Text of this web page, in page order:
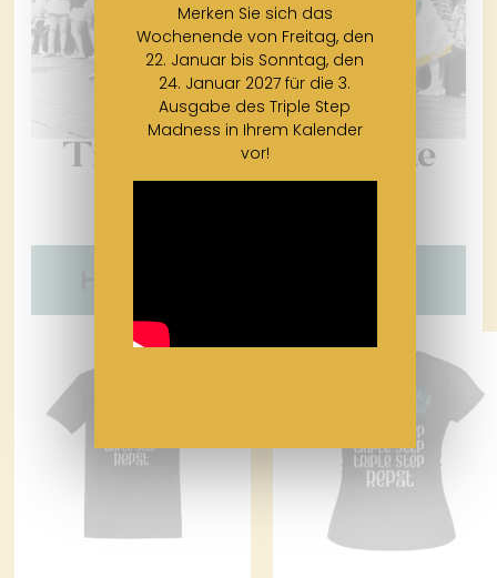
Ticket für die gesamte
Veranstaltung
Merken Sie sich das
Wochenende von Freitag, den
22. Januar bis Sonntag, den
24. Januar 2027 für die 3.
Ausgabe des Triple Step
Madness in Ihrem Kalender
vor!